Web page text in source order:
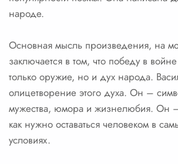
народе.
Основная мысль произведения, на
заключается в том, что победу в
только оружие, но и дух народа.
олицетворение этого духа. Он –
мужества, юмора и жизнелюбия. Он
как нужно оставаться человеком в
условиях.